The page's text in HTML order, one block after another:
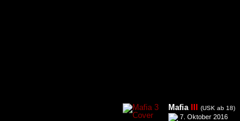
Mafia (USK ab 18)
7. Oktober 2016